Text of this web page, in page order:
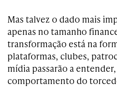
Mas talvez o dado mais
apenas no tamanho
transformação está na
plataformas, clubes,
mídia passarão a
comportamento do